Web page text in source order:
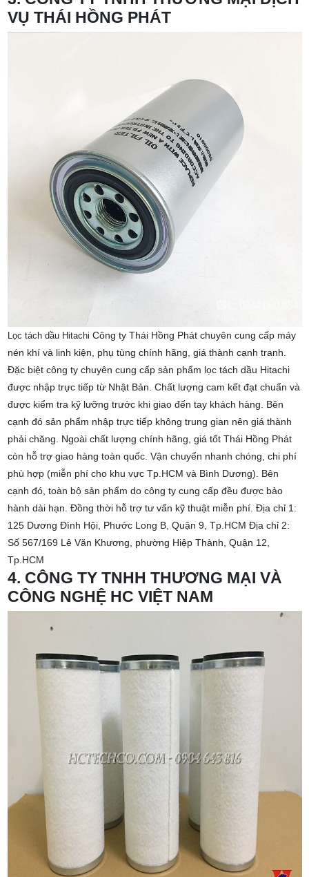
VỤ THÁI HỒNG PHÁT
Lọc tách dầu Hitachi Công ty Thái Hồng Phát chuyên cung cấp máy
nén khí và linh kiện, phụ tùng chính hãng, giá thành cạnh tranh.
Đặc biệt công ty chuyên cung cấp sản phẩm lọc tách dầu Hitachi
được nhập trực tiếp từ Nhật Bản. Chất lượng cam kết đạt chuẩn và
được kiểm tra kỹ lưỡng trước khi giao đến tay khách hàng. Bên
cạnh đó sản phẩm nhập trực tiếp không trung gian nên giá thành
phải chăng. Ngoài chất lượng chính hãng, giá tốt Thái Hồng Phát
còn hỗ trợ giao hàng toàn quốc. Vận chuyển nhanh chóng, chi phí
phù hợp (miễn phí cho khu vực Tp.HCM và Bình Dương). Bên
cạnh đó, toàn bộ sản phẩm do công ty cung cấp đều được bảo
hành dài hạn. Đồng thời hỗ trợ tư vấn kỹ thuật miễn phí. Địa chỉ 1:
125 Dương Đình Hội, Phước Long B, Quận 9, Tp.HCM Địa chỉ 2:
Số 567/169 Lê Văn Khương, phường Hiệp Thành, Quận 12,
Tp.HCM
4. CÔNG TY TNHH THƯƠNG MẠI VÀ
CÔNG NGHỆ HC VIỆT NAM